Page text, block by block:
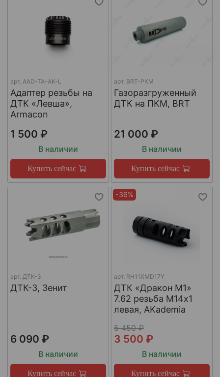
арт. AAD-TA-AK-L
Адаптер резьбы на
ДТК «Левша»,
Armacon
1 500 ₽
В наличии
Купить сейчас
арт. BRT-PKM
Газоразгруженный
ДТК на ПКМ, BRT
21 000 ₽
В наличии
Купить сейчас
арт. ДТК-3
ДТК-3, Зенит
6 090 ₽
В наличии
Купить сейчас
-36%
арт. RH11XMD17Y
ДТК «Дракон М1»
7.62 резьба М14х1
левая, AKademia
5 450 ₽
3 500 ₽
В наличии
Купить сейчас